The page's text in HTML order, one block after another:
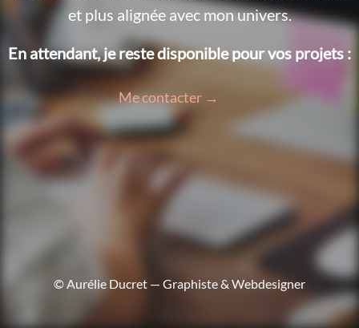
et plus alignée avec mon univers.
En attendant, je reste disponible pour vos projets :
Me contacter →
© Aurélie Ducret — Graphiste & Webdesigner